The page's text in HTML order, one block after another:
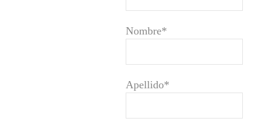
Nombre*
Apellido*